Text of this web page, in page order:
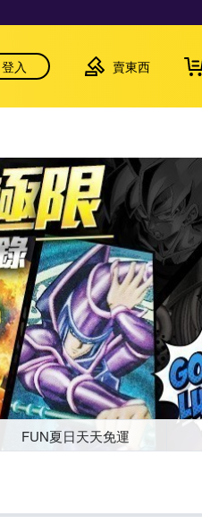
登入 賣東西
FUN夏日天天免運